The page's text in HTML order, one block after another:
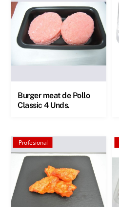
Burger meat de Pollo
Classic 4 Unds.
Profesional